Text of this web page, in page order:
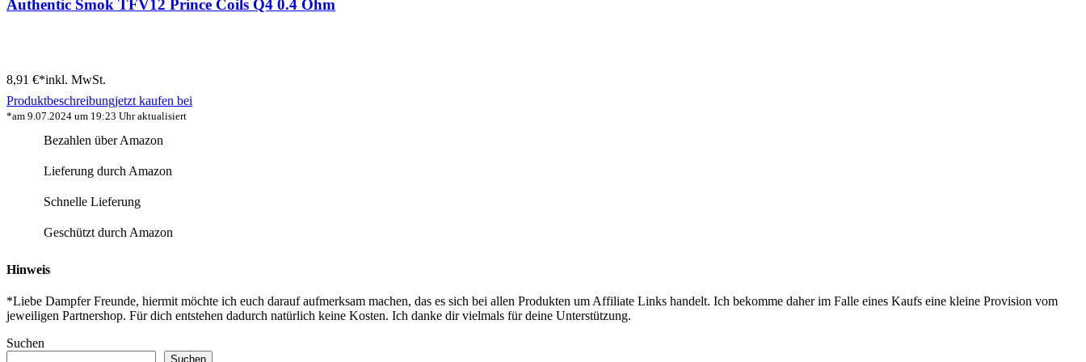
Authentic Smok TFV12 Prince Coils Q4 0.4 Ohm
8,91 €*inkl. MwSt.
Produktbeschreibungjetzt kaufen bei
*am 9.07.2024 um 19:23 Uhr aktualisiert
Bezahlen über Amazon
Lieferung durch Amazon
Schnelle Lieferung
Geschützt durch Amazon
Hinweis
*Liebe Dampfer Freunde, hiermit möchte ich euch darauf aufmerksam machen, das es sich bei allen Produkten um Affiliate Links handelt. Ich bekomme daher im Falle eines Kaufs eine kleine Provision vom
jeweiligen Partnershop. Für dich entstehen dadurch natürlich keine Kosten. Ich danke dir vielmals für deine Unterstützung.
Suchen
Suchen